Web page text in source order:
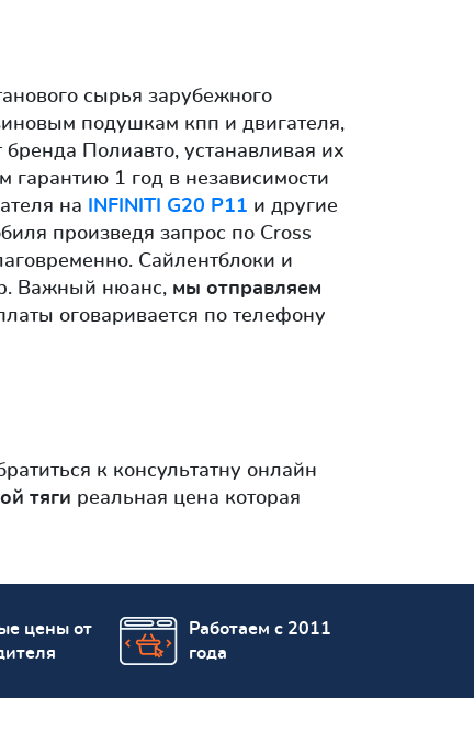
сырья зарубежного
подушкам кпп и двигателя,
бренда Полиавто, устанавливая их
1 год в независимости
на INFINITI G20 P11 и другие
произведя запрос по Cross
Сайлентблоки и
Важный нюанс, мы отправляем
оговаривается по телефону
к консультатну онлайн
тяги реальная цена которая
цены от
Работаем с 2011
года